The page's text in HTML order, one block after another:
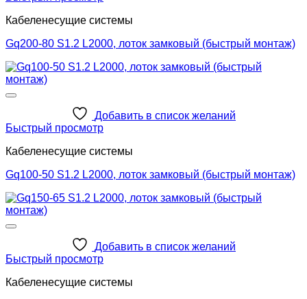
Кабеленесущие системы
Gq200-80 S1.2 L2000, лоток замковый (быстрый монтаж)
Добавить в список желаний
Быстрый просмотр
Кабеленесущие системы
Gq100-50 S1.2 L2000, лоток замковый (быстрый монтаж)
Добавить в список желаний
Быстрый просмотр
Кабеленесущие системы